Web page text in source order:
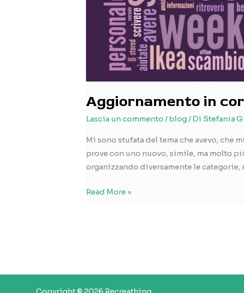
Aggiornamento in
Lascia un commento / blog/ Di Stefania
Mi sono stufata del tema che avevo, che
prove con uno nuovo, simile, ma molto
organizzando diversamente le
Aggiornamento
Read More »
Copyright © 2026 Recreathing